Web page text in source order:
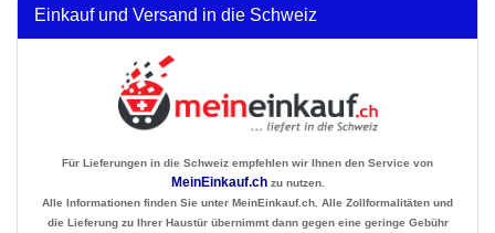
Einkauf und Versand in die Schweiz
Für Lieferungen in die Schweiz empfehlen wir Ihnen den Service von
MeinEinkauf.chzu nutzen.
Alle Informationen finden Sie unter MeinEinkauf.ch. Alle Zollformalitäten und
die Lieferung zu Ihrer Haustür übernimmt dann gegen eine geringe Gebühr